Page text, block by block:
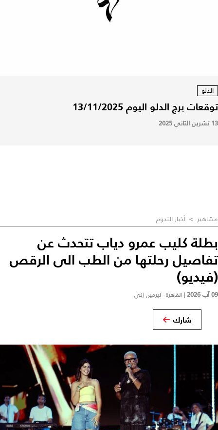
الدلو
توقعات برج الدلو اليوم 13/11/2025
13 تشرين الثاني 2025
مشاهير > أخبار النجوم
بطلة كليب عمرو دياب تتحدث عن
تفاصيل رحلتها من الطب الى الرقص
(فيديو)
09 آب 2026 | القاهرة - نيرمين زكي
شارك